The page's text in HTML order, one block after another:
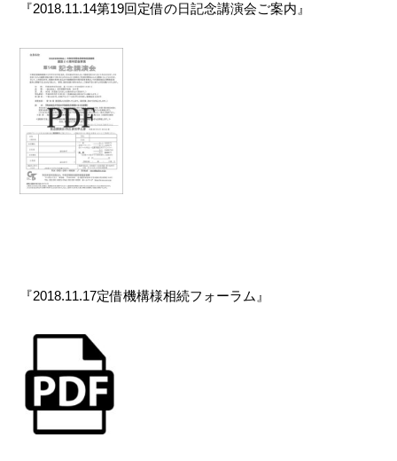
『2018.11.14第19回定借の日記念講演会ご案内』
『2018.11.17定借機構様相続フォーラム』